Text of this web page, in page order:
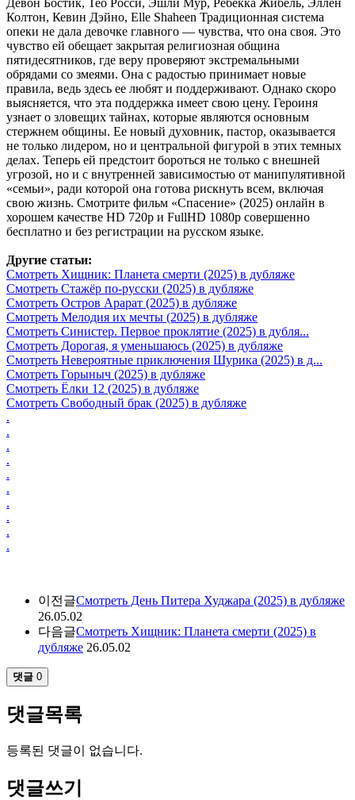
Колтон, Кевин Дэйно, Elle Shaheen Традиционная система
опеки не дала девочке главного — чувства, что она своя. Это
чувство ей обещает закрытая религиозная община
пятидесятников, где веру проверяют экстремальными
обрядами со змеями. Она с радостью принимает новые
правила, ведь здесь ее любят и поддерживают. Однако скоро
выясняется, что эта поддержка имеет свою цену. Героиня
узнает о зловещих тайнах, которые являются основным
стержнем общины. Ее новый духовник, пастор, оказывается
не только лидером, но и центральной фигурой в этих темных
делах. Теперь ей предстоит бороться не только с внешней
угрозой, но и с внутренней зависимостью от манипулятивной
«семьи», ради которой она готова рискнуть всем, включая
свою жизнь. Смотрите фильм «Спасение» (2025) онлайн в
хорошем качестве HD 720p и FullHD 1080p совершенно
бесплатно и без регистрации на русском языке.
Другие статьи:
Смотреть Хищник: Планета смерти (2025) в дубляже
Смотреть Стажёр по-русски (2025) в дубляже
Смотреть Остров Арарат (2025) в дубляже
Смотреть Мелодия их мечты (2025) в дубляже
Смотреть Синистер. Первое проклятие (2025) в дубля...
Смотреть Дорогая, я уменьшаюсь (2025) в дубляже
Смотреть Невероятные приключения Шурика (2025) в д...
Смотреть Горыныч (2025) в дубляже
Смотреть Ёлки 12 (2025) в дубляже
Смотреть Свободный брак (2025) в дубляже
.
.
.
.
.
.
.
.
.
.
이전글Смотреть День Питера Худжара (2025) в дубляже
26.05.02
다음글Смотреть Хищник: Планета смерти (2025) в
дубляже 26.05.02
댓글 0
댓글목록
등록된 댓글이 없습니다.
댓글쓰기